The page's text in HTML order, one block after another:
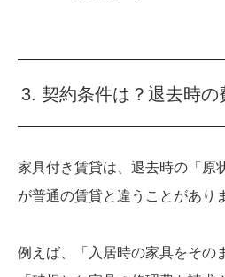
3. 契約条件は？退去時の
家具付き賃貸は、退去時の「原
が普通の賃貸と違うことがあり
例えば、「入居時の家具をその